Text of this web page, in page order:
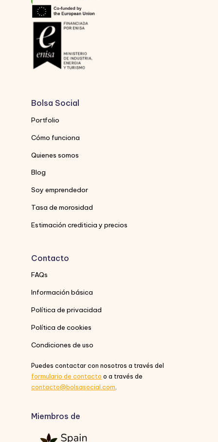
Bolsa Social
Portfolio
Cómo funciona
Quienes somos
Blog
Soy emprendedor
Tasa de morosidad
Estimación crediticia y precios
Contacto
FAQs
Información básica
Política de privacidad
Política de cookies
Condiciones de uso
Puedes contactar con nosotros a través del
formulario de contacto o a través de
contacto@bolsasocial.com
Miembros de